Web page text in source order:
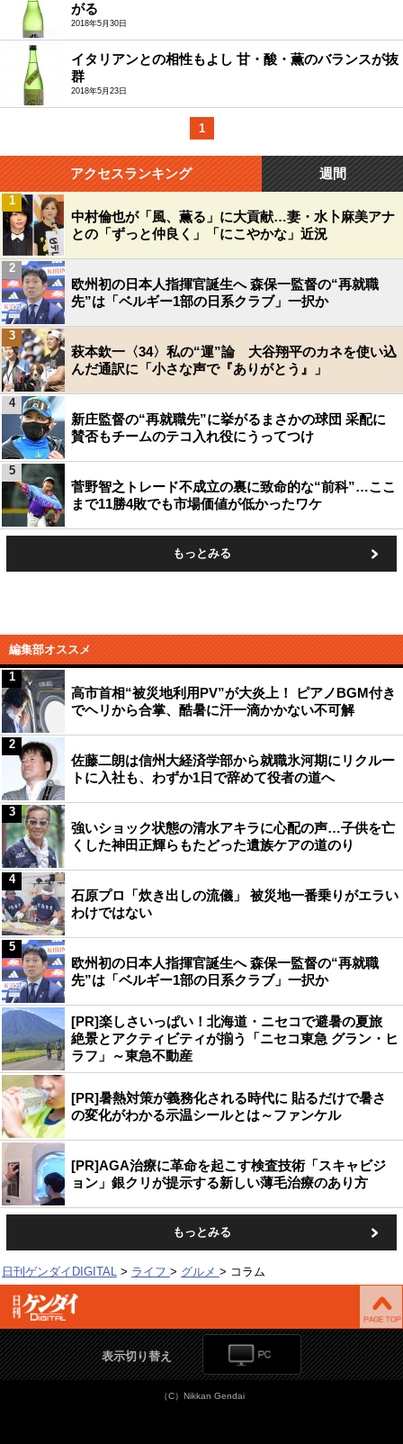
がる
2018年5月30日
イタリアンとの相性もよし 甘・酸・薫のバランスが抜
群
2018年5月23日
1
アクセスランキング 週間
中村倫也が「風、薫る」に大貢献…妻・水卜麻美アナ
との「ずっと仲良く」「にこやかな」近況
1
欧州初の日本人指揮官誕生へ 森保一監督の“再就職
先”は「ベルギー1部の日系クラブ」一択か
2
萩本欽一〈34〉私の“運”論 大谷翔平のカネを使い込
んだ通訳に「小さな声で『ありがとう』」
3
新庄監督の“再就職先”に挙がるまさかの球団 采配に
賛否もチームのテコ入れ役にうってつけ
4
菅野智之トレード不成立の裏に致命的な“前科”…ここ
まで11勝4敗でも市場価値が低かったワケ
5
もっとみる
編集部オススメ
高市首相“被災地利用PV”が大炎上！ ピアノBGM付き
でヘリから合掌、酷暑に汗一滴かかない不可解
1
佐藤二朗は信州大経済学部から就職氷河期にリクルー
トに入社も、わずか1日で辞めて役者の道へ
2
強いショック状態の清水アキラに心配の声…子供を亡
くした神田正輝らもたどった遺族ケアの道のり
3
石原プロ「炊き出しの流儀」 被災地一番乗りがエラい
わけではない
4
欧州初の日本人指揮官誕生へ 森保一監督の“再就職
先”は「ベルギー1部の日系クラブ」一択か
5
[PR]楽しさいっぱい！北海道・ニセコで避暑の夏旅
絶景とアクティビティが揃う「ニセコ東急 グラン・ヒ
ラフ」～東急不動産
[PR]暑熱対策が義務化される時代に 貼るだけで暑さ
の変化がわかる示温シールとは～ファンケル
[PR]AGA治療に革命を起こす検査技術「スキャビジ
ョン」銀クリが提示する新しい薄毛治療のあり方
もっとみる
日刊ゲンダイDIGITAL ライフ グルメ コラム
表示切り替え
（C）Nikkan Gendai